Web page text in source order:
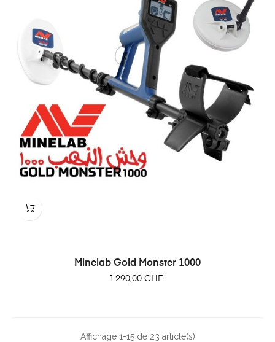
Minelab Gold Monster 1000
Prix
1 290,00 CHF
Affichage 1-15 de 23 article(s)